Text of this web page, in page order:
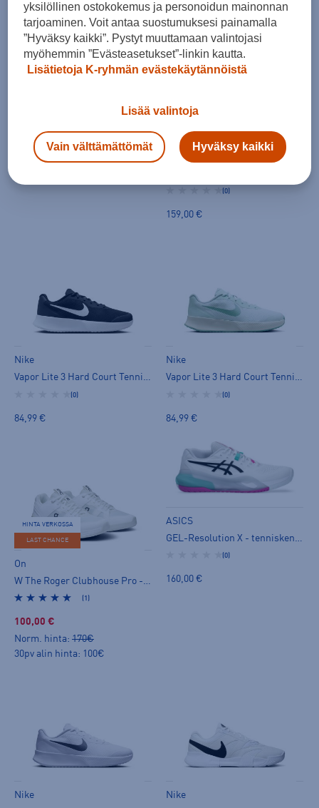
170,00 € 159,00 €
GEL-Challenger 15 - tenniskengät
(0)
Nike
(0)
159,00 €
Nike
Vapor Lite 3 Hard Court Tennis Shoes W - tenniskengät
(0)
84,99 €
Nike
Vapor Lite 3 Hard Court Tennis Shoes W - tenniskengät
(0)
84,99 €
HINTA VERKOSSA
LAST CHANCE
On
(1)
100,00 €
Norm. hinta: 170€
30pv alin hinta: 100€
ASICS
(0)
160,00 €
Nike
Nike
yksilöllinen ostokokemus ja personoidun mainonnan
tarjoaminen. Voit antaa suostumuksesi painamalla
”Hyväksy kaikki”. Pystyt muuttamaan valintojasi
myöhemmin ”Evästeasetukset”-linkin kautta.
Lisätietoja K-ryhmän evästekäytännöistä
Lisää valintoja
Vain välttämättömät Hyväksy kaikki